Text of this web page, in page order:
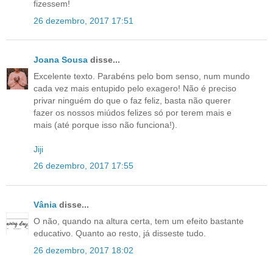
fizessem!
26 dezembro, 2017 17:51
Joana Sousa disse...
Excelente texto. Parabéns pelo bom senso, num mundo
cada vez mais entupido pelo exagero! Não é preciso
privar ninguém do que o faz feliz, basta não querer
fazer os nossos miúdos felizes só por terem mais e
mais (até porque isso não funciona!).
Jiji
26 dezembro, 2017 17:55
Vânia disse...
O não, quando na altura certa, tem um efeito bastante
educativo. Quanto ao resto, já disseste tudo.
26 dezembro, 2017 18:02